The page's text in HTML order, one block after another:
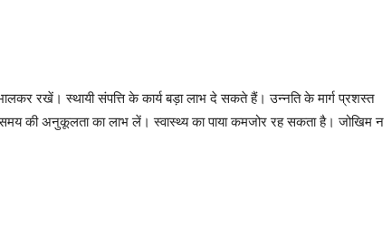
रखें। स्थायी संपत्ति के कार्य बड़ा लाभ दे सकते हैं। उन्नति के मार्ग प्रशस्त
की अनुकूलता का लाभ लें। स्वास्थ्य का पाया कमजोर रह सकता है। जोखिम न